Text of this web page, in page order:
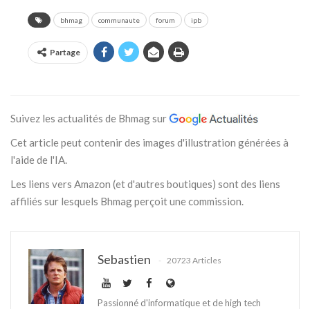
bhmag communaute forum ipb
Partage
Suivez les actualités de Bhmag sur
Cet article peut contenir des images d'illustration générées à
l'aide de l'IA.
Les liens vers Amazon (et d'autres boutiques) sont des liens
affiliés sur lesquels Bhmag perçoit une commission.
Sebastien 20723 Articles
Passionné d'informatique et de high tech